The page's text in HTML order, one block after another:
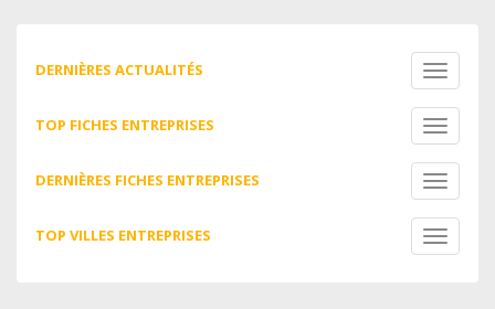
DERNIÈRES ACTUALITÉS
Toggle
TOP FICHES ENTREPRISES
Toggle
DERNIÈRES FICHES ENTREPRISES
Toggle
TOP VILLES ENTREPRISES
Toggle